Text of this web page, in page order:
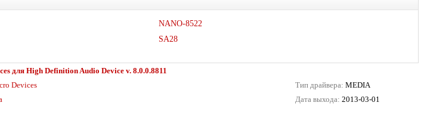
NANO-8522
SA28
для High Definition Audio Device v. 8.0.0.8811
Devices
Тип драйвера: MEDIA
Дата выхода: 2013-03-01